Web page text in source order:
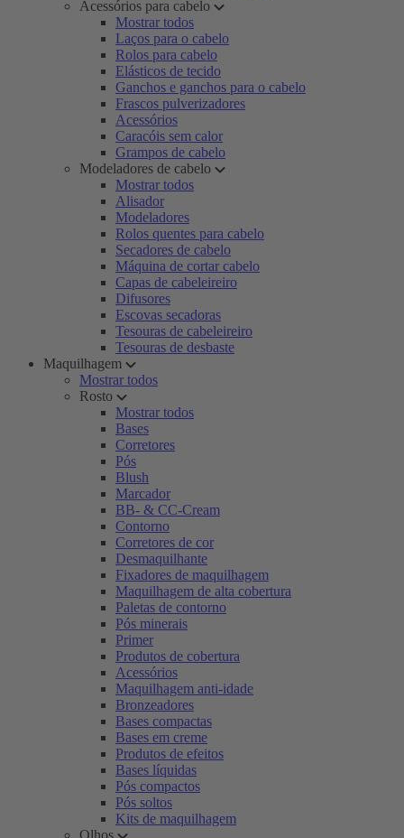
Acessórios para cabelo
Mostrar todos
Laços para o cabelo
Rolos para cabelo
Elásticos de tecido
Ganchos e ganchos para o cabelo
Frascos pulverizadores
Acessórios
Caracóis sem calor
Grampos de cabelo
Modeladores de cabelo
Mostrar todos
Alisador
Modeladores
Rolos quentes para cabelo
Secadores de cabelo
Máquina de cortar cabelo
Capas de cabeleireiro
Difusores
Escovas secadoras
Tesouras de cabeleireiro
Tesouras de desbaste
Maquilhagem
Mostrar todos
Rosto
Mostrar todos
Bases
Corretores
Pós
Blush
Marcador
BB- & CC-Cream
Contorno
Corretores de cor
Desmaquilhante
Fixadores de maquilhagem
Maquilhagem de alta cobertura
Paletas de contorno
Pós minerais
Primer
Produtos de cobertura
Acessórios
Maquilhagem anti-idade
Bronzeadores
Bases compactas
Bases em creme
Produtos de efeitos
Bases líquidas
Pós compactos
Pós soltos
Kits de maquilhagem
Olhos